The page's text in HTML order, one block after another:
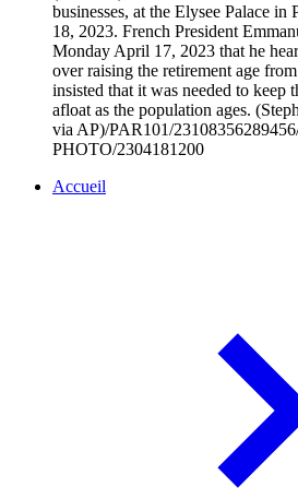
businesses, at the Elysee Palace in
18, 2023. French President
Monday April 17, 2023 that he
over raising the retirement age
insisted that it was needed to keep
afloat as the population ages.
via AP)/PAR101/
PHOTO/2304181200
Accueil